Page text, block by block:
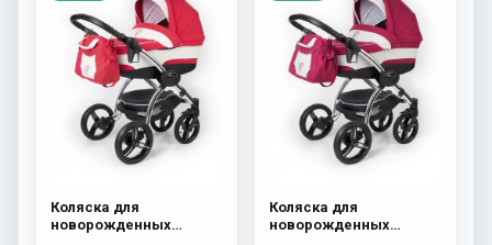
Коляска для
новорожденных
Коляска для
новорожденных